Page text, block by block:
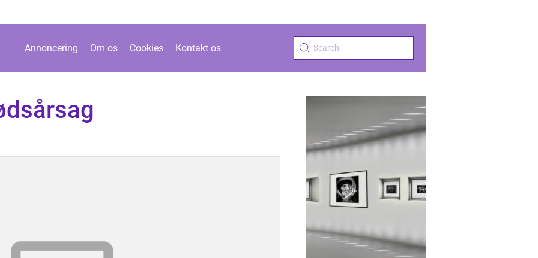
Annoncering Om os Cookies Kontakt os